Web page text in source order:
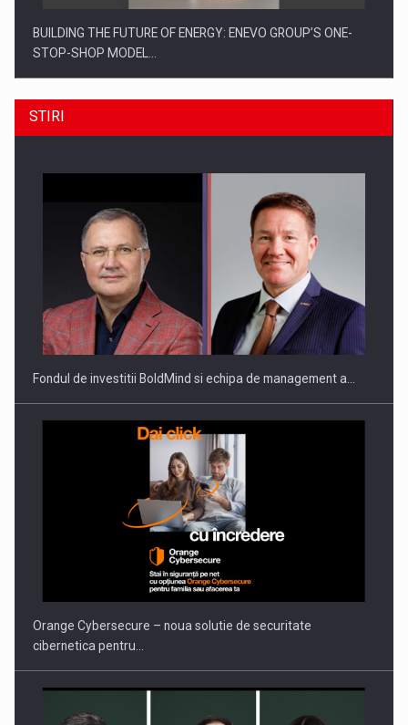
BUILDING THE FUTURE OF ENERGY: ENEVO GROUP’S ONE-
STOP-SHOP MODEL…
ROOTED IN ROMANIA, BUILT TO DELIVER TECHNOLOGY FOR
THE…
PUTTING ROMANIAN CORPORATE COMPANIES ON THE
INTERNATIONAL BUSINESS SCENE
STIRI
Fondul de investitii BoldMind si echipa de management a…
Orange Cybersecure – noua solutie de securitate
cibernetica pentru…